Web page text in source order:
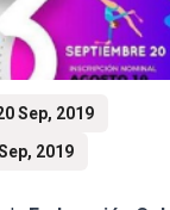
Sep, 2019
2019